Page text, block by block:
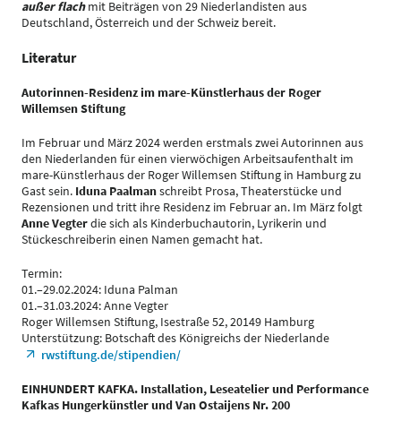
außer flachmit Beiträgen von 29 Niederlandisten aus
Deutschland, Österreich und der Schweiz bereit.
Literatur
Autorinnen-Residenz im mare-Künstlerhaus der Roger
Willemsen Stiftung
Im Februar und März 2024 werden erstmals zwei Autorinnen aus
den Niederlanden für einen vierwöchigen Arbeitsaufenthalt im
mare-Künstlerhaus der Roger Willemsen Stiftung in Hamburg zu
Gast sein. Iduna Paalmanschreibt Prosa, Theaterstücke und
Rezensionen und tritt ihre Residenz im Februar an. Im März folgt
Anne Vegterdie sich als Kinderbuchautorin, Lyrikerin und
Stückeschreiberin einen Namen gemacht hat.
Termin:
01.–29.02.2024: Iduna Palman
01.–31.03.2024: Anne Vegter
Roger Willemsen Stiftung, Isestraße 52, 20149 Hamburg
Unterstützung: Botschaft des Königreichs der Niederlande
rwstiftung.de/stipendien/
EINHUNDERT KAFKA. Installation, Leseatelier und Performance
Kafkas Hungerkünstler und Van Ostaijens Nr. 200